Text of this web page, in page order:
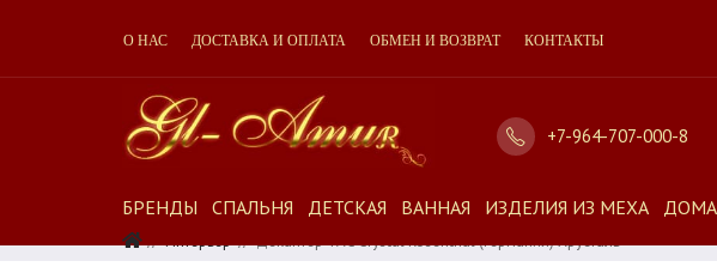
О НАС ДОСТАВКА И ОПЛАТА ОБМЕН И ВОЗВРАТ КОНТАКТЫ
+7-964-707-000-8
БРЕНДЫ СПАЛЬНЯ ДЕТСКАЯ ВАННАЯ ИЗДЕЛИЯ ИЗ МЕХА
Интерьер Декантер TAC Crystal Rosenthal (Германия) Хрусталь